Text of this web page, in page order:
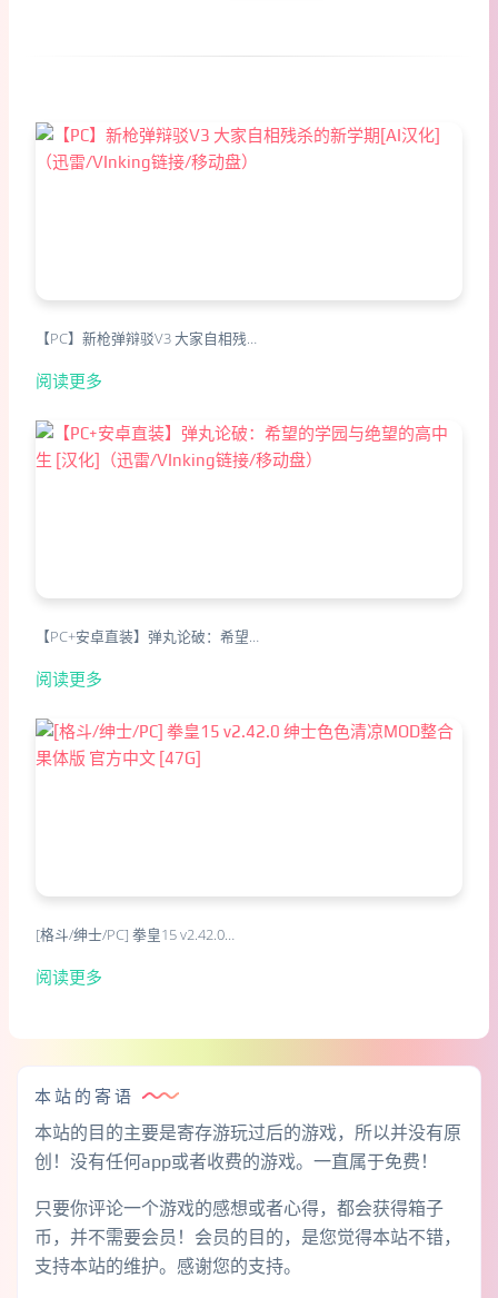
【PC】新枪弹辩驳V3 大家自相残…
阅读更多
【PC+安卓直装】弹丸论破：希望…
阅读更多
[格斗/绅士/PC] 拳皇15 v2.42.0…
阅读更多
本站的寄语
本站的目的主要是寄存游玩过后的游戏，所以并没有原
创！没有任何app或者收费的游戏。一直属于免费！
只要你评论一个游戏的感想或者心得，都会获得箱子
币，并不需要会员！会员的目的，是您觉得本站不错，
支持本站的维护。感谢您的支持。